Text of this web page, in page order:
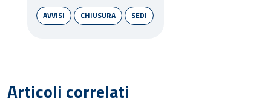
AVVISI CHIUSURA SEDI
Articoli correlati